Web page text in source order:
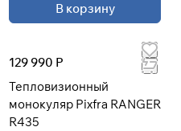
В корзину
129 990 Р
Тепловизионный
монокуляр Pixfra RANGER
R435